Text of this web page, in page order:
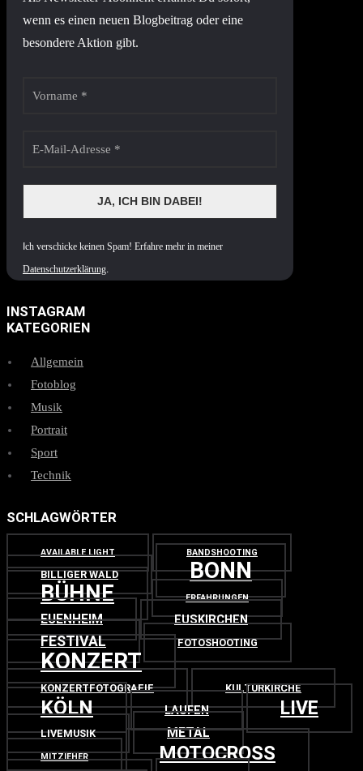
wenn es einen neuen Blogbeitrag oder eine
besondere Aktion gibt.
ch verschicke keinen Spam! Erfahre mehr in meiner
Datenschutzerklärung.
INSTAGRAM
KATEGORIEN
Allgemein
Fotoblog
Musik
Portrait
Sport
Technik
SCHLAGWÖRTER
AVAILABLE LIGHT BANDSHOOTING
BILLIGER WALD BONN
BÜHNE ERFAHRUNGEN
EUENHEIM EUSKIRCHEN
FESTIVAL FOTOSHOOTING
KONZERT
KONZERTFOTOGRAFIE KULTURKIRCHE
KÖLN LAUFEN LIVE
LIVEMUSIK METAL
MITZIEHER MOTOCROSS